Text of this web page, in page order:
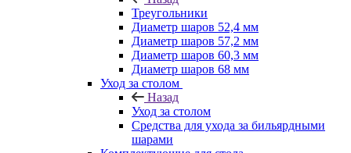
Треугольники
Диаметр шаров 52,4 мм
Диаметр шаров 57,2 мм
Диаметр шаров 60,3 мм
Диаметр шаров 68 мм
Уход за столом
Назад
Уход за столом
Средства для ухода за бильярдными
шарами